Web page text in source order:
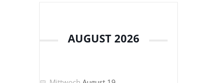
AUGUST 2026